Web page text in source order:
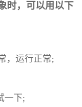
时，可以用以下
，运行正常;
一下;